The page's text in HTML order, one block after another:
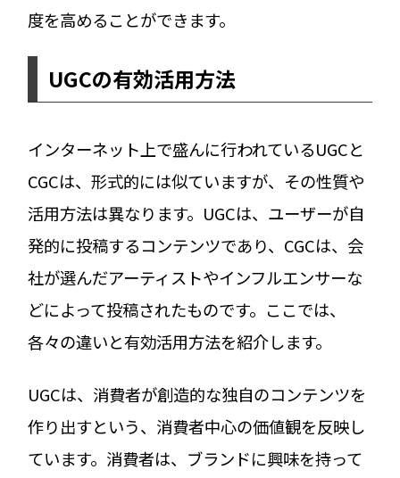
度を高めることができます。
UGCの有効活用方法
インターネット上で盛んに行われているUGCと
CGCは、形式的には似ていますが、その性質や
活用方法は異なります。UGCは、ユーザーが自
発的に投稿するコンテンツであり、CGCは、会
社が選んだアーティストやインフルエンサーな
どによって投稿されたものです。ここでは、
各々の違いと有効活用方法を紹介します。
UGCは、消費者が創造的な独自のコンテンツを
作り出すという、消費者中心の価値観を反映し
ています。消費者は、ブランドに興味を持って